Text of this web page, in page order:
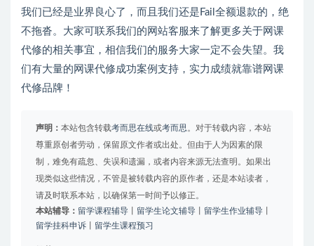
我们已经是业界良心了，而且我们还是Fail全额退款的，绝
不拖沓。大家可联系我们的网站客服来了解更多关于网课
代修的相关事宜，相信我们的服务大家一定不会失望。我
们有大量的网课代修成功案例支持，实力成绩就靠谱网课
代修品牌！
声明： 本站包含转载考而思在线或考而思 。对于转载内容，本站
尊重原创者劳动，保留原文作者或出处。但由于人为因素的限
制，难免有疏忽、失误和遗漏，或者内容来源无法查明。如果出
现类似这些情况，不管是被转载内容的原作者，还是本站读者，
请及时联系本站，以确保第一时间予以修正。
本站辅导： 留学课程辅导 留学生论文辅导 留学生作业辅导
留学挂科申诉
留学生课程预习